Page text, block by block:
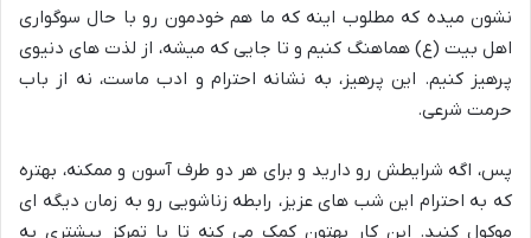
نشون میده که مطلوب اینه که ما هم خودمون رو با حال سوگواری
اهل بیت (ع) هماهنگ کنیم و تا جایی که میشه، از لذت های دنیوی
پرهیز کنیم. این پرهیز، به نشانه احترام و ادب ماست، نه از باب
حرمت شرعی.
پس، اگه شرایطش رو دارید و برای هر دو طرف آسون و ممکنه، بهتره
که به احترام این شب های عزیز، رابطه زناشویی رو به زمان دیگه ای
موکول کنید. این کار بهتون کمک می کنه تا با تمرکز بیشتری به